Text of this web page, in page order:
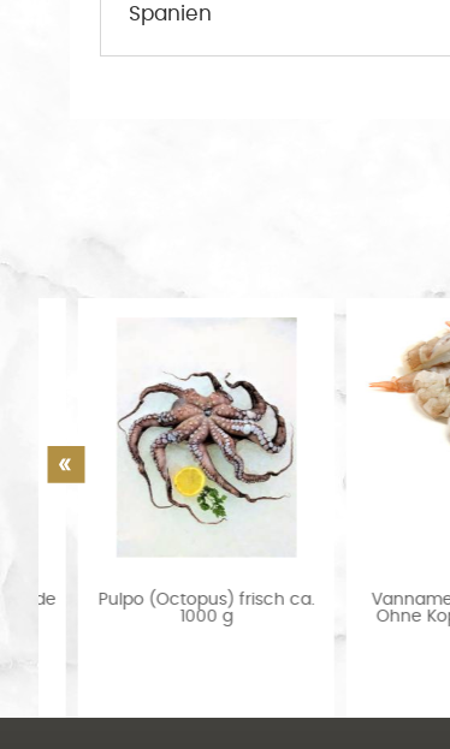
Spanien
Pulpo (Octopus) frisch ca.
1000 g
Vannamei
Ohne Kopf